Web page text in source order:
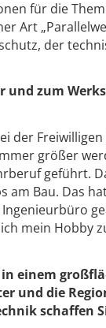
für die
Art
der
und zum
der
größer
geführt.
am Bau. Das
mein Hobby
einem
und die
schaffen